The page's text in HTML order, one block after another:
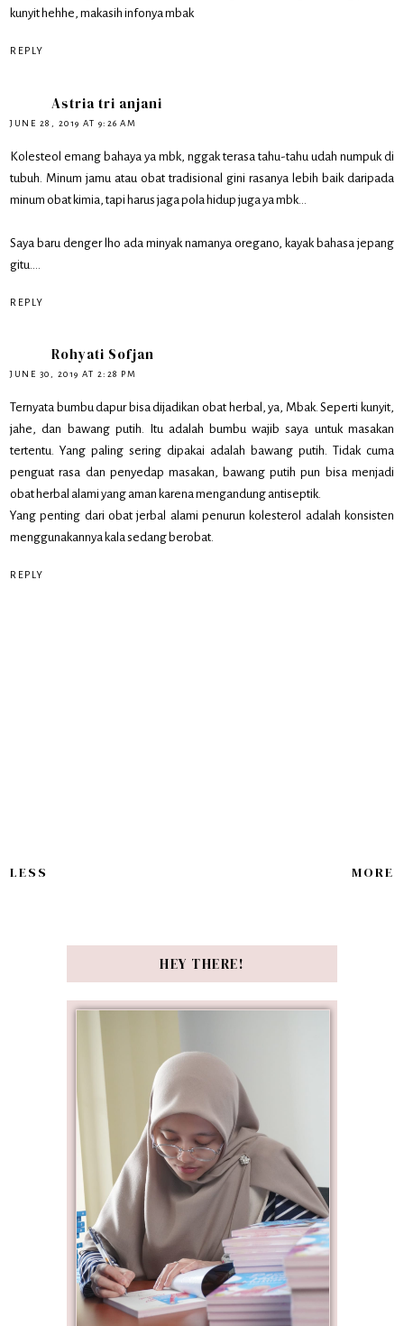
kunyit hehhe, makasih infonya mbak
REPLY
Astria tri anjani
JUNE 28, 2019 AT 9:26 AM
Kolesteol emang bahaya ya mbk, nggak terasa tahu-tahu udah numpuk di
tubuh. Minum jamu atau obat tradisional gini rasanya lebih baik daripada
minum obat kimia, tapi harus jaga pola hidup juga ya mbk...
Saya baru denger lho ada minyak namanya oregano, kayak bahasa jepang
gitu....
REPLY
Rohyati Sofjan
JUNE 30, 2019 AT 2:28 PM
Ternyata bumbu dapur bisa dijadikan obat herbal, ya, Mbak. Seperti kunyit,
jahe, dan bawang putih. Itu adalah bumbu wajib saya untuk masakan
tertentu. Yang paling sering dipakai adalah bawang putih. Tidak cuma
penguat rasa dan penyedap masakan, bawang putih pun bisa menjadi
obat herbal alami yang aman karena mengandung antiseptik.
Yang penting dari obat jerbal alami penurun kolesterol adalah konsisten
menggunakannya kala sedang berobat.
REPLY
LESS MORE
HEY THERE!